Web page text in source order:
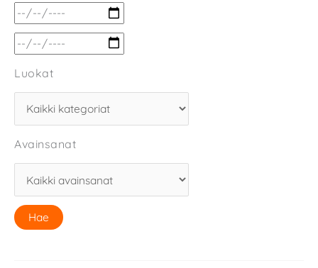
Luokat
Avainsanat